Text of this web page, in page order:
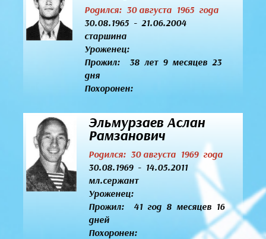
Родился: 30 августа 1965 года
30.08.1965 - 21.06.2004
старшина
Уроженец:
Прожил: 38 лет 9 месяцев 23
дня
Похоронен:
Эльмурзаев Аслан
Рамзанович
Родился: 30 августа 1969 года
30.08.1969 - 14.05.2011
мл.сержант
Уроженец:
Прожил: 41 год 8 месяцев 16
дней
Похоронен: